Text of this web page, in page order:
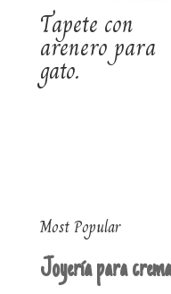
Tapete con
arenero para
gato.
Most Popular
Joyería para